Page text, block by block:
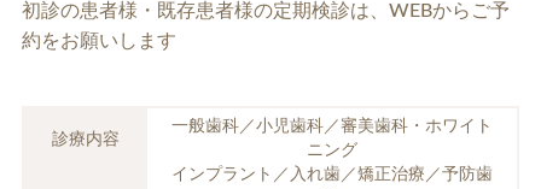
初診の患者様・既存患者様の定期検診は、 WEBからご予
約をお願いします
診療内容
一般歯科／小児歯科／審美歯科・ホワイト
ニング
インプラント／入れ歯／矯正治療／予防歯